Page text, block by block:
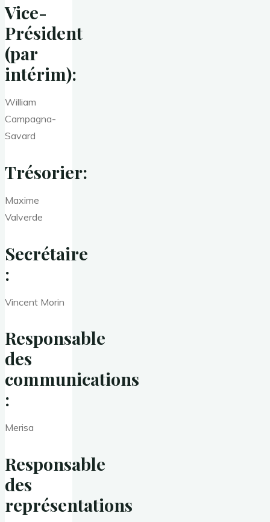
Vice-
Président
(par
intérim):
William
Campagna-
Savard
Trésorier:
Maxime
Valverde
Secrétaire
:
Vincent Morin
Responsable
des
communications
:
Merisa
Responsable
des
représentations